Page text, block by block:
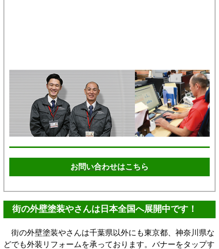
お問い合わせはこちら
街の外壁塗装やさんは日本全国へ展開中です！
街の外壁塗装やさんは千葉県以外にも東京都、神奈川県な
どでも外装リフォームを承っております。バナーをタップす